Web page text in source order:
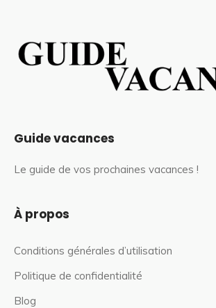
Guide vacances
Le guide de vos prochaines vacances !
À propos
Conditions générales d’utilisation
Politique de confidentialité
Blog